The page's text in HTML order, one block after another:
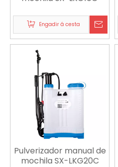
Engadir á cesta
Pulverizador manual de
mochila SX-LKG20C